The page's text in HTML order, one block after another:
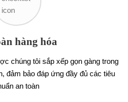
hàng hóa
chúng tôi sắp xếp gọn gàng trong
đảm bảo đáp ứng đầy đủ các tiêu
an toàn